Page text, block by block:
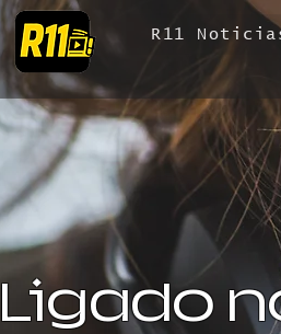
R11
Ligado